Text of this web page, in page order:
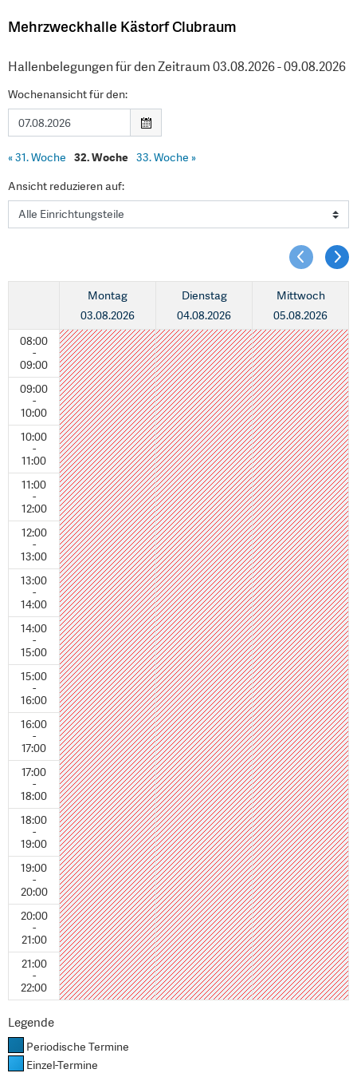
Mehrzweckhalle Kästorf Clubraum
Hallenbelegungen für den Zeitraum 03.08.2026 - 09.08.2026
Wochenansicht für den:
«31. Woche 32. Woche 33. Woche »
Ansicht reduzieren auf:
08:00
-
09:00
09:00
-
10:00
10:00
-
11:00
11:00
-
12:00
12:00
-
13:00
13:00
-
14:00
14:00
-
15:00
15:00
-
16:00
16:00
-
17:00
17:00
-
18:00
18:00
-
19:00
19:00
-
20:00
20:00
-
21:00
21:00
-
22:00
Montag
03.08.2026
Dienstag
04.08.2026
Mittwoch
05.08.2026
Legende
Periodische Termine
Einzel-Termine